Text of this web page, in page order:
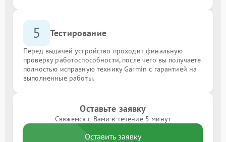
5 Тестирование
Перед выдачей устройство проходит финальную
проверку работоспособности, после чего вы получаете
полностью исправную технику Garmin с гарантией на
выполненные работы.
Оставьте заявку
Свяжемся с Вами в течение 5 минут
Оставить заявку